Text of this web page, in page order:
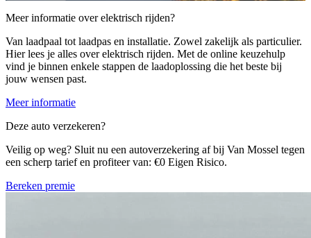
Meer informatie over elektrisch rijden?
Van laadpaal tot laadpas en installatie. Zowel zakelijk als particulier.
Hier lees je alles over elektrisch rijden. Met de online keuzehulp
vind je binnen enkele stappen de laadoplossing die het beste bij
jouw wensen past.
Meer informatie
Deze auto verzekeren?
Veilig op weg? Sluit nu een autoverzekering af bij Van Mossel tegen
een scherp tarief en profiteer van: €0 Eigen Risico.
Bereken premie